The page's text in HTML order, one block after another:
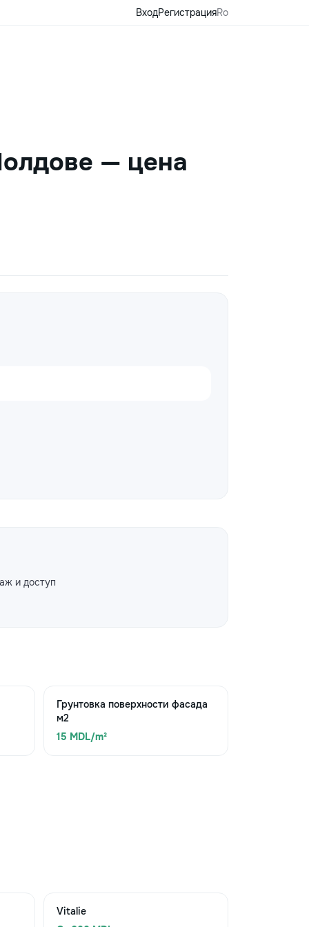
ВходРегистрацияRo
— цена
и доступ
Грунтовка поверхности фасада
м2
15 MDL/m²
Vitalie